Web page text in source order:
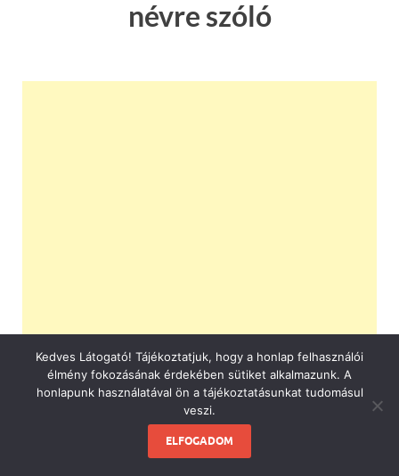
névre szóló
Kedves Látogató! Tájékoztatjuk, hogy a honlap felhasználói
élmény fokozásának érdekében sütiket alkalmazunk. A
honlapunk használatával ön a tájékoztatásunkat tudomásul
veszi.
ELFOGADOM